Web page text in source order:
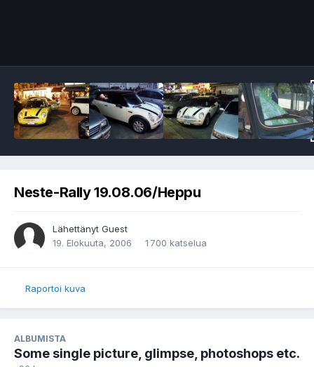
Neste-Rally 19.08.06/Heppu
Lähettänyt Guest
19. Elokuuta, 2006
1 700 katselua
Raportoi kuva
ALBUMISTA
Some single picture, glimpse, photoshops etc.